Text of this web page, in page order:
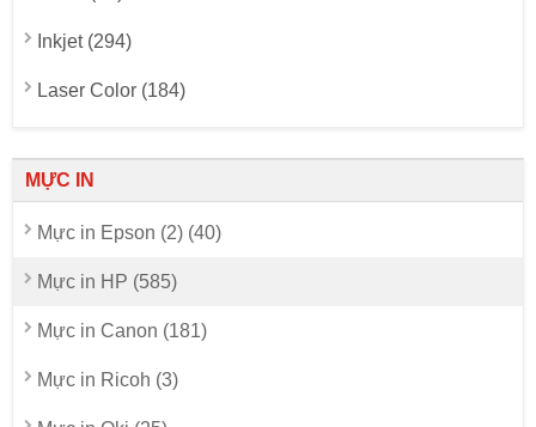
Inkjet (294)
Laser Color (184)
MỰC IN
Mực in Epson (2) (40)
Mực in HP (585)
Mực in Canon (181)
Mực in Ricoh (3)